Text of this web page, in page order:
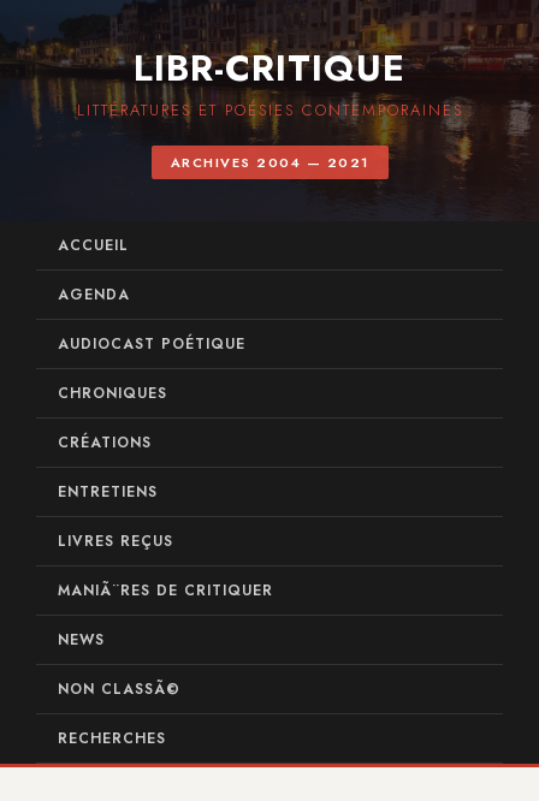
LIBR-CRITIQUE
LITTÉRATURES ET POÉSIES CONTEMPORAINES
ARCHIVES 2004 — 2021
ACCUEIL
AGENDA
AUDIOCAST POÉTIQUE
CHRONIQUES
CRÉATIONS
ENTRETIENS
LIVRES REÇUS
MANIÃ¨RES DE CRITIQUER
NEWS
NON CLASSÃ©
RECHERCHES